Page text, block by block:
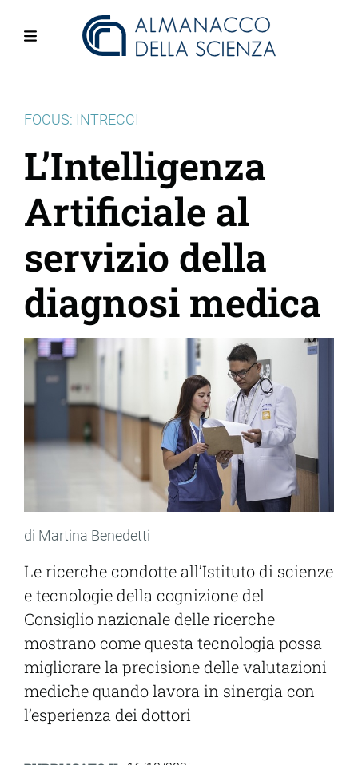
FOCUS: INTRECCI
L’Intelligenza
Artificiale al
servizio della
diagnosi medica
di Martina Benedetti
Le ricerche condotte all’Istituto di scienze
e tecnologie della cognizione del
Consiglio nazionale delle ricerche
mostrano come questa tecnologia possa
migliorare la precisione delle valutazioni
mediche quando lavora in sinergia con
l’esperienza dei dottori